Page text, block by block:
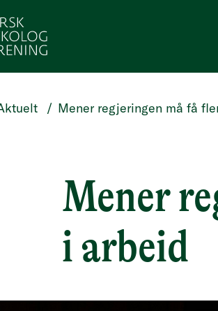
/ Mener regjeringen må få
Mener
i arbeid